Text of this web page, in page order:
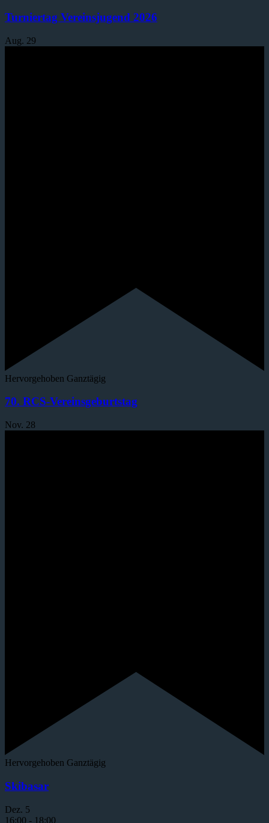
Turniertag Vereinsjugend 2026
Aug. 29
Hervorgehoben Ganztägig
70. RCS-Vereinsgeburtstag
Nov. 28
Hervorgehoben Ganztägig
Skibasar
Dez. 5
16:00 - 18:00